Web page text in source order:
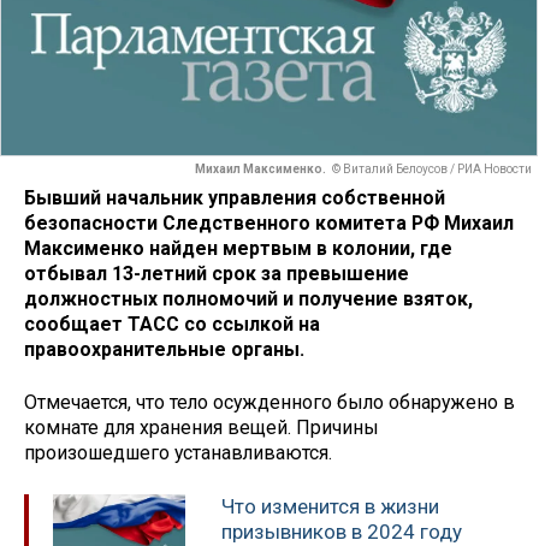
Михаил Максименко. © Виталий Белоусов / РИА Новости
Бывший начальник управления собственной
безопасности Следственного комитета РФ Михаил
Максименко найден мертвым в колонии, где
отбывал 13-летний срок за превышение
должностных полномочий и получение взяток,
сообщает ТАСС со ссылкой на
правоохранительные органы.
Отмечается, что тело осужденного было обнаружено в
комнате для хранения вещей. Причины
произошедшего устанавливаются.
Что изменится в жизни
призывников в 2024 году